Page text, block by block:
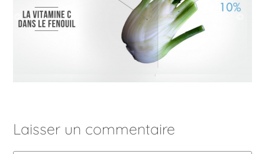
Laisser un commentaire